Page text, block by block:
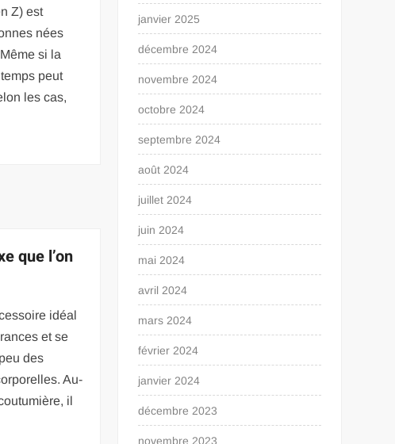
Z) est
nées
si la
peut
les cas,
que l’on
idéal
et se
des
Au-
il
janvier 2025
décembre 2024
novembre 2024
octobre 2024
septembre 2024
août 2024
juillet 2024
juin 2024
mai 2024
avril 2024
mars 2024
février 2024
janvier 2024
décembre 2023
novembre 2023